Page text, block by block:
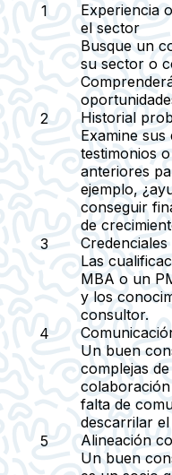
Experiencia
el sector
Busque un
su sector o
Historial
Examine sus
testimonios
anteriores
ejemplo,
conseguir
de
Las
MBA o un
y los
consultor.
Un buen
complejas
falta de
descarrilar
Alineación
Un buen